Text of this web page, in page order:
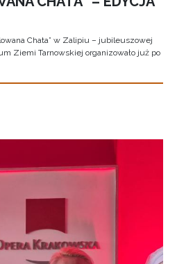
Chata” w Zalipiu – jubileuszowej
Ziemi Tarnowskiej organizowało już po